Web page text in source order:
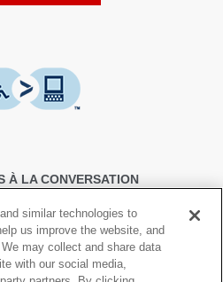
À LA CONVERSATION
similar technologies to
us improve the website, and
may collect and share data
with our social media,